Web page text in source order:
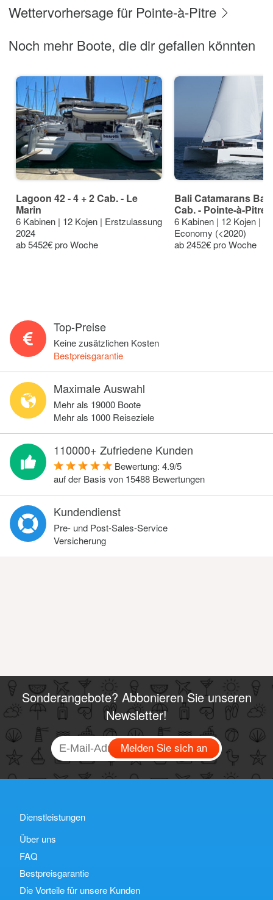
Wettervorhersage für Pointe-à-Pitre
Noch mehr Boote, die dir gefallen könnten
Lagoon 42 - 4 + 2 Cab. - Le
Marin
6 Kabinen | 12 Kojen | Erstzulassung
2024
ab 5452€ pro Woche
Bali Catamarans Bali
Cab. - Pointe-à-Pitre
6 Kabinen | 12 Kojen |
Economy (<2020)
ab 2452€ pro Woche
Top-Preise
Keine zusätzlichen Kosten
Bestpreisgarantie
Maximale Auswahl
Mehr als 19000 Boote
Mehr als 1000 Reiseziele
110000+ Zufriedene Kunden
Bewertung: 4.9/5
auf der Basis von 15488 Bewertungen
Kundendienst
Pre- und Post-Sales-Service
Versicherung
Sonderangebote? Abbonieren Sie unseren
Newsletter!
Melden Sie sich an
Dienstleistungen
Über uns
FAQ
Bestpreisgarantie
Die Vorteile für unsere Kunden